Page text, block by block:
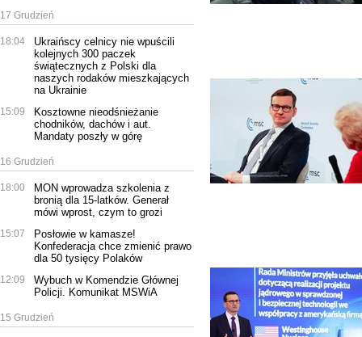
17 Grudzień
18:04
Ukraińscy celnicy nie wpuścili
kolejnych 300 paczek
świątecznych z Polski dla
naszych rodaków mieszkających
na Ukrainie
15:09
Kosztowne nieodśnieżanie
chodników, dachów i aut.
Mandaty poszły w górę
16 Grudzień
18:00
MON wprowadza szkolenia z
bronią dla 15-latków. Generał
mówi wprost, czym to grozi
15:07
Posłowie w kamasze!
Konfederacja chce zmienić prawo
dla 50 tysięcy Polaków
12:09
Wybuch w Komendzie Głównej
Policji. Komunikat MSWiA
15 Grudzień